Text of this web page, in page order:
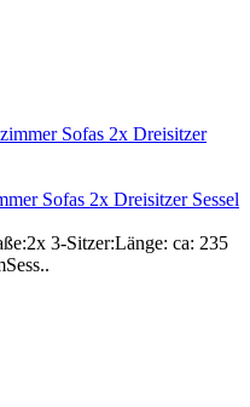
Sofas 2x Dreisitzer Sessel
3-Sitzer:Länge: ca: 235